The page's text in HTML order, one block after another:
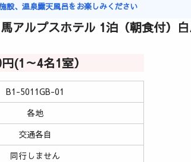
設、温泉露天風呂をお楽しみください
アルプスホテル 1泊（朝食付）
(1～4名1室）
B1-5011GB-01
各地
交通各自
同行しません